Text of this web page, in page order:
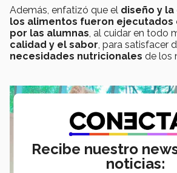
Además, enfatizó que el diseño y
los alimentos fueron ejecutados
por las alumnas, al cuidar en todo
calidad y el sabor, para satisfacer
necesidades nutricionales de los
Recibe nuestro
noticias: